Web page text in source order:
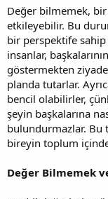
Değer bilmemek,
etkileyebilir. Bu
bir perspektife
insanlar,
göstermekten
planda tutarlar.
bencil olabilirler,
şeyin başkalarına
bulundurmazlar. Bu
bireyin toplum
Değer Bilmemek